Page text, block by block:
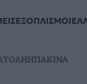
ΕΞΟΠΛΙΣΜΟΙ
ΗΠΑΚΙΝΑ